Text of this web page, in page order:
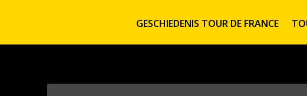
GESCHIEDENIS TOUR DE FRANCE